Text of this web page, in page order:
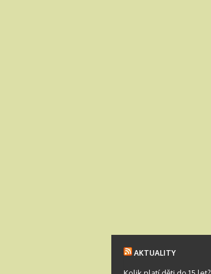
AKTUALITY